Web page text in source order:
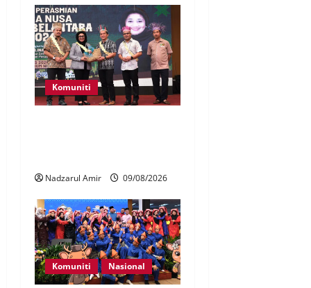
Komuniti
Nadzarul Amir 09/08/2026
Komuniti Nasional